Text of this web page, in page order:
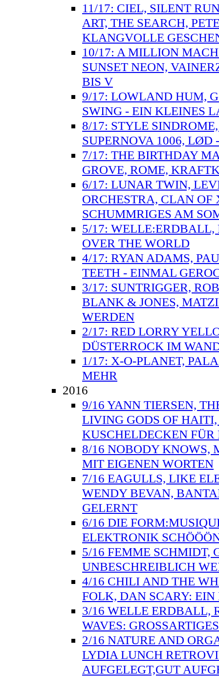
11/17: CIEL, SILENT
ART, THE SEARCH,
KLANGVOLLE
10/17: A MILLION
SUNSET NEON,
BIS V
9/17: LOWLAND HUM,
SWING - EIN KLEINES
8/17: STYLE
SUPERNOVA 1006,
7/17: THE BIRTHDAY
GROVE, ROME,
6/17: LUNAR TWIN,
ORCHESTRA, CLAN
SCHUMMRIGES AM
5/17: WELLE:ERDBALL,
OVER THE WORLD
4/17: RYAN ADAMS,
TEETH - EINMAL
3/17: SUNTRIGGER,
BLANK & JONES,
WERDEN
2/17: RED LORRY
DÜSTERROCK IM
1/17: X-O-PLANET,
MEHR
2016
9/16 YANN TIERSEN,
LIVING GODS OF
KUSCHELDECKEN FÜR
8/16 NOBODY KNOWS,
MIT EIGENEN WORTEN
7/16 EAGULLS, LIKE
WENDY BEVAN,
GELERNT
6/16 DIE
ELEKTRONIK
5/16 FEMME SCHMIDT,
UNBESCHREIBLICH
4/16 CHILI AND THE
FOLK, DAN SCARY: EIN
3/16 WELLE ERDBALL,
WAVES:
2/16 NATURE AND
LYDIA LUNCH
AUFGELEGT,GUT